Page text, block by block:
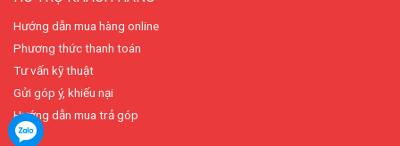
Hướng dẫn mua hàng online
Phương thức thanh toán
Tư vấn kỹ thuật
Gửi góp ý, khiếu nại
Hướng dẫn mua trả góp